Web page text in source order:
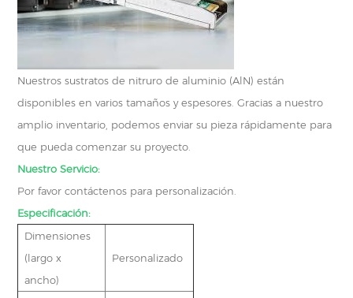
Nuestros sustratos de nitruro de aluminio (AlN) están
disponibles en varios tamaños y espesores. Gracias a nuestro
amplio inventario, podemos enviar su pieza rápidamente para
que pueda comenzar su proyecto.
Nuestro Servicio:
Por favor contáctenos para personalización.
Especificación:
Dimensiones
(largo x
ancho)
Personalizado